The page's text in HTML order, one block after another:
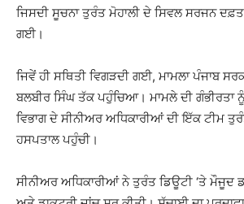
ਜਿਸਦੀ ਸੂਚਨਾ ਤੁਰੰਤ ਮੋਹਾਲੀ ਦੇ ਸਿਵਲ ਸਰਜਨ
ਗਈ।
ਜਿਵੇਂ ਹੀ ਸਥਿਤੀ ਵਿਗੜਦੀ ਗਈ, ਮਾਮਲਾ ਪੰਜਾਬ
ਬਲਬੀਰ ਸਿੰਘ ਤੱਕ ਪਹੁੰਚਿਆ। ਮਾਮਲੇ ਦੀ ਗੰਭੀਰਤਾ
ਵਿਭਾਗ ਦੇ ਸੀਨੀਅਰ ਅਧਿਕਾਰੀਆਂ ਦੀ ਇੱਕ ਟੀਮ
ਹਸਪਤਾਲ ਪਹੁੰਚੀ।
ਸੀਨੀਅਰ ਅਧਿਕਾਰੀਆਂ ਨੇ ਤੁਰੰਤ ਡਿਊਟੀ ‘ਤੇ ਮੌਜੂਦ